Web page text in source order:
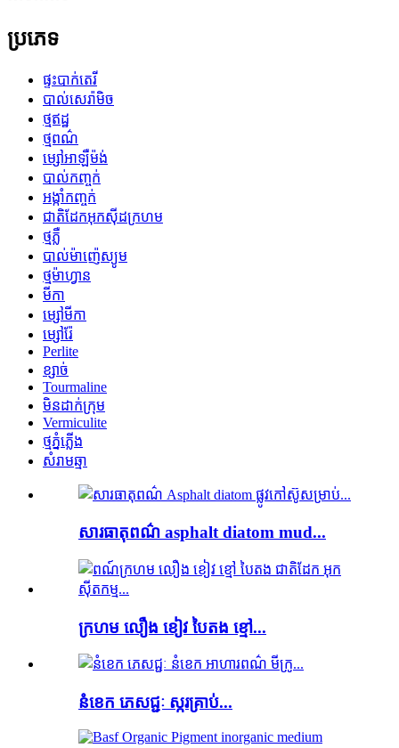
ប្រភេទ
ផ្ទះបាក់តេរី
បាល់សេរ៉ាមិច
ថ្មឥដ្ឋ
ថ្មពណ៌
ម្សៅអាឡឺម៉ង់
បាល់កញ្ចក់
អង្កាំកញ្ចក់
ជាតិដែកអុកស៊ីដក្រហម
ថ្មភ្លឺ
បាល់ម៉ាញ៉េស្យូម
ថ្មម៉ាហ្វាន
មីកា
ម្សៅមីកា
ម្សៅរ៉ែ
Perlite
ខ្សាច់
Tourmaline
មិន​ដាក់​ក្រុម
Vermiculite
ថ្មភ្នំភ្លើង
សំរាមឆ្មា
សារធាតុពណ៌ asphalt diatom mud...
ក្រហម លឿង ខៀវ បៃតង ខ្មៅ...
នំខេក ភេសជ្ជៈ ស្ករគ្រាប់...